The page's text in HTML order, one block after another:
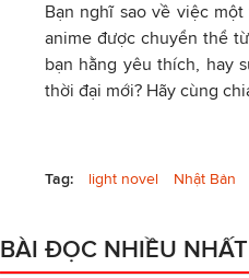
Bạn nghĩ sao về việc
anime được chuyển thể
bạn hằng yêu thích, hay
thời đại mới? Hãy cùng
Tag: light novel Nhật Bản
BÀI ĐỌC NHIỀU NHẤT